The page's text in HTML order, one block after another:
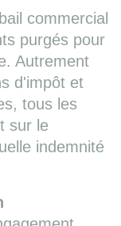
commercial
purgés pour
Autrement
d'impôt et
tous les
sur le
indemnité